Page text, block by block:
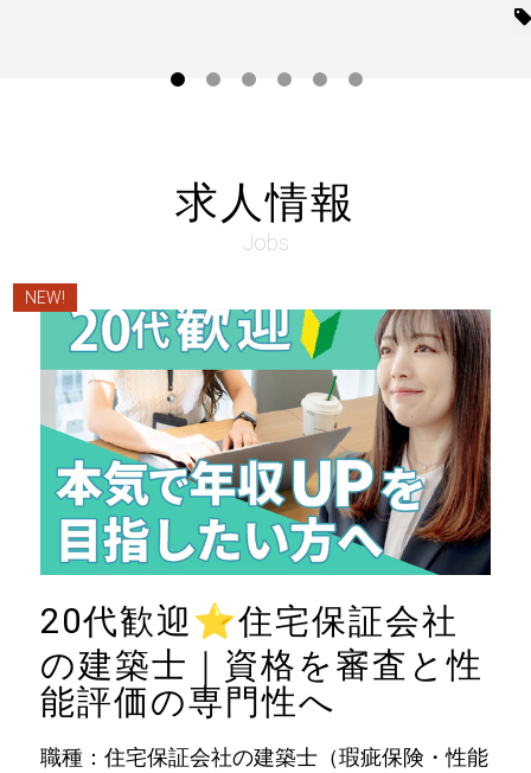
求人情報
Jobs
NEW!
20代歓迎 ⭐住宅保証会社
の建築士｜資格を審査と性
能評価の専門性へ
職種：住宅保証会社の建築士（瑕疵保険・性能